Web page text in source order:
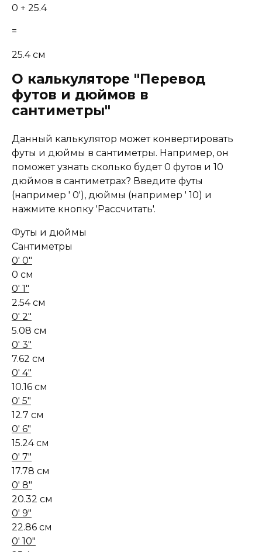
0 + 25.4
=
25.4 см
О калькуляторе "Перевод
футов и дюймов в
сантиметры"
Данный калькулятор может конвертировать
футы и дюймы в сантиметры. Например, он
поможет узнать сколько будет 0 футов и 10
дюймов в сантиметрах? Введите футы
(например ' 0'), дюймы (например ' 10) и
нажмите кнопку 'Рассчитать'.
Футы и дюймы
Сантиметры
0' 0"
0 см
0' 1"
2.54 см
0' 2"
5.08 см
0' 3"
7.62 см
0' 4"
10.16 см
0' 5"
12.7 см
0' 6"
15.24 см
0' 7"
17.78 см
0' 8"
20.32 см
0' 9"
22.86 см
0' 10"